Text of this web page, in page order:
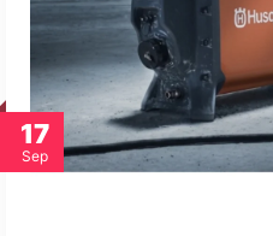
17
Sep